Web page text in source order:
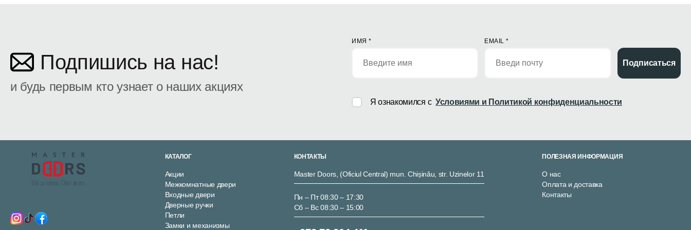
Подпишись на нас!
и будь первым кто узнает о наших акциях
ИМЯ * EMAIL*
Подписаться
Я ознакомился с Условиями и Политикой конфиденциальности
КАТАЛОГ
Акции
Межкомнатные двери
Входные двери
Дверные ручки
Петли
Замки и механизмы
КОНТАКТЫ
Master Doors, (Oficiul Central) mun. Chișinău, str. Uzinelor 11
Пн – Пт 08:30 – 17:30
Сб – Вс 08:30 – 15:00
ПОЛЕЗНАЯ ИНФОРМАЦИЯ
О нас
Оплата и доставка
Контакты